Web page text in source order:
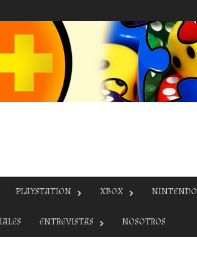
PLAYSTATION XBOX NINTENDO
ENTREVISTAS NOSOTROS